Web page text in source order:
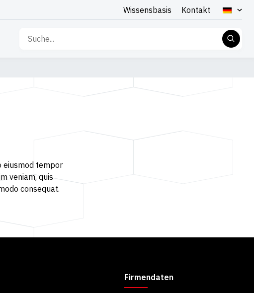
Wissensbasis Kontakt
Suche
eiusmod tempor
veniam, quis
consequat.
Firmendaten